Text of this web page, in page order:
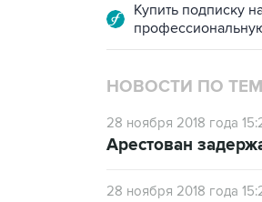
Купить подписку
НОВОСТИ ПО
28 ноября 2018 года
Арестован
28 ноября 2018 года